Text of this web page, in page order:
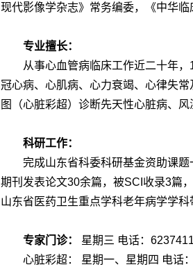
现代影像学杂志》常务编委，《中华临
专业擅长：
从事心血管病临床工作近二十年
冠心病、心肌病、心力衰竭、心律失
图（心脏彩超）诊断先天性心脏病、
科研工作：
完成山东省科委科研基金资助课
期刊发表论文30余篇，被SCI收录3篇
山东省医药卫生重点学科老年病学学科
专家门诊：
星期三 电话：6237411
心脏彩超： 星期一、星期四 电话